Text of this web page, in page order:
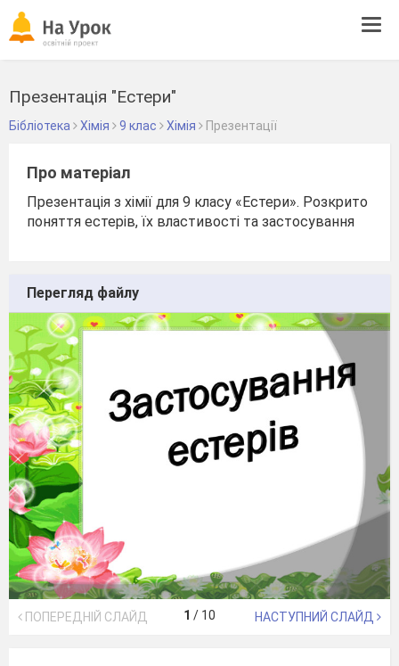
Презентація "Естери"
Бібліотека Хімія 9 клас Хімія Презентації
Про матеріал
Презентація з хімії для 9 класу «Естери». Розкрито
поняття естерів, їх властивості та застосування
Перегляд файлу
ПОПЕРЕДНІЙ СЛАЙД 1 / 10 НАСТУПНИЙ СЛАЙД